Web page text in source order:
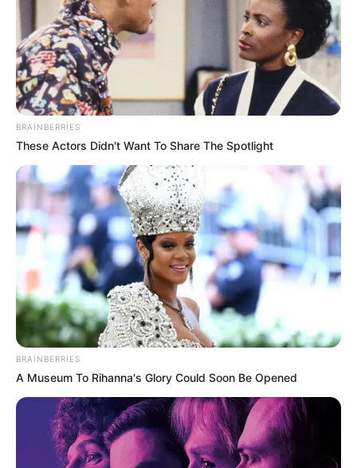
Digər xəbərlər
13:40 / 06 Avqust 2026 HÜQUQ
BRAINBERRIES
These Actors Didn't Want To Share The Spotlight
BRAINBERRIES
A Museum To Rihanna's Glory Could Soon Be Opened